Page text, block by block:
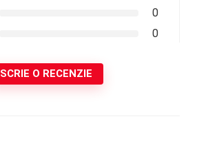
0
0
SCRIE O RECENZIE